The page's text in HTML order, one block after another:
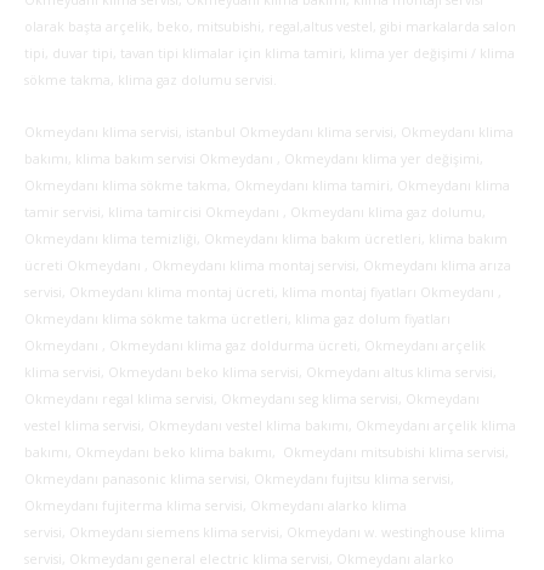
olarak başta arçelik, beko, mitsubishi, regal,altus vestel, gibi markalarda salon
tipi, duvar tipi, tavan tipi klimalar için klima tamiri, klima yer değişimi / klima
sökme takma, klima gaz dolumu servisi.
Okmeydanı klima servisi, istanbul Okmeydanı klima servisi, Okmeydanı klima
bakımı, klima bakım servisi Okmeydanı , Okmeydanı klima yer değişimi,
Okmeydanı klima sökme takma, Okmeydanı klima tamiri, Okmeydanı klima
tamir servisi, klima tamircisi Okmeydanı , Okmeydanı klima gaz dolumu,
Okmeydanı klima temizliği, Okmeydanı klima bakım ücretleri, klima bakım
ücreti Okmeydanı , Okmeydanı klima montaj servisi, Okmeydanı klima arıza
servisi, Okmeydanı klima montaj ücreti, klima montaj fiyatları Okmeydanı ,
Okmeydanı klima sökme takma ücretleri, klima gaz dolum fiyatları
Okmeydanı , Okmeydanı klima gaz doldurma ücreti, Okmeydanı arçelik
klima servisi, Okmeydanı beko klima servisi, Okmeydanı altus klima servisi,
Okmeydanı regal klima servisi, Okmeydanı seg klima servisi, Okmeydanı
vestel klima servisi, Okmeydanı vestel klima bakımı, Okmeydanı arçelik klima
bakımı, Okmeydanı beko klima bakımı, Okmeydanı mitsubishi klima servisi,
Okmeydanı panasonic klima servisi, Okmeydanı fujitsu klima servisi,
Okmeydanı fujiterma klima servisi, Okmeydanı alarko klima
servisi, Okmeydanı siemens klima servisi, Okmeydanı w. westinghouse klima
servisi, Okmeydanı general electric klima servisi, Okmeydanı alarko